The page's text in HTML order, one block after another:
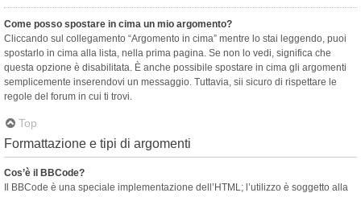
Come posso spostare in cima un mio argomento?
Cliccando sul collegamento “Argomento in cima” mentre lo stai leggendo, puoi
spostarlo in cima alla lista, nella prima pagina. Se non lo vedi, significa che
questa opzione è disabilitata. È anche possibile spostare in cima gli argomenti
semplicemente inserendovi un messaggio. Tuttavia, sii sicuro di rispettare le
regole del forum in cui ti trovi.
Top
Formattazione e tipi di argomenti
Cos’è il BBCode?
Il BBCode è una speciale implementazione dell’HTML; l’utilizzo è soggetto alla